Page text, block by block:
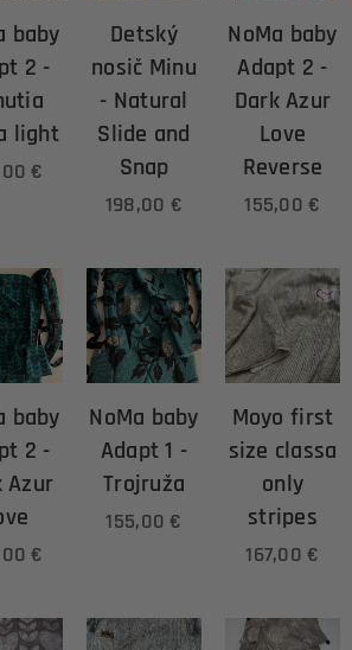
baby
2 -
light
€
Detský
nosič Minu
- Natural
Slide and
Snap
198,00 €
NoMa baby
Adapt 2 -
Dark Azur
Love
Reverse
155,00 €
baby
2 -
Azur
€
NoMa baby
Adapt 1 -
Trojruža
155,00 €
Moyo first
size classa
only
stripes
167,00 €